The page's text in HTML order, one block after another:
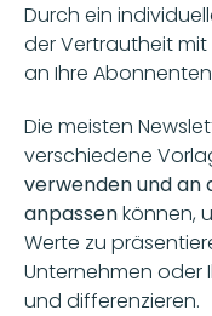
Durch ein
der Vertrautheit
an Ihre
Die meisten
verschiedene
verwenden und an
anpassen können,
Werte zu
Unternehmen oder
und differenzieren.